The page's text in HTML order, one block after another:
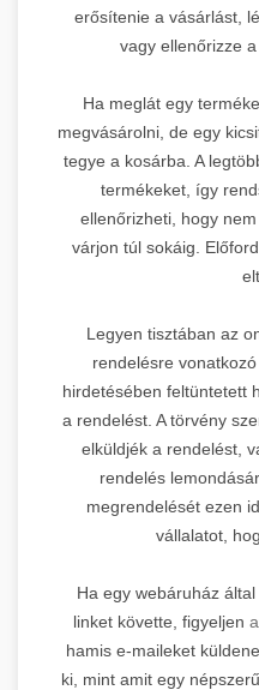
erősítenie a vásárlást,
vagy ellenőrizze
Ha meglát egy
megvásárolni, de egy
tegye a kosárba. A
termékeket, így
ellenőrizheti, hogy
várjon túl sokáig.
Legyen tisztában az
rendelésre
hirdetésében feltüntetett
a rendelést. A törvény
elküldjék a rendelést,
rendelés
megrendelését ezen
vállalatot,
Ha egy webáruház
linket követte, figyeljen
hamis e-maileket
ki, mint amit egy